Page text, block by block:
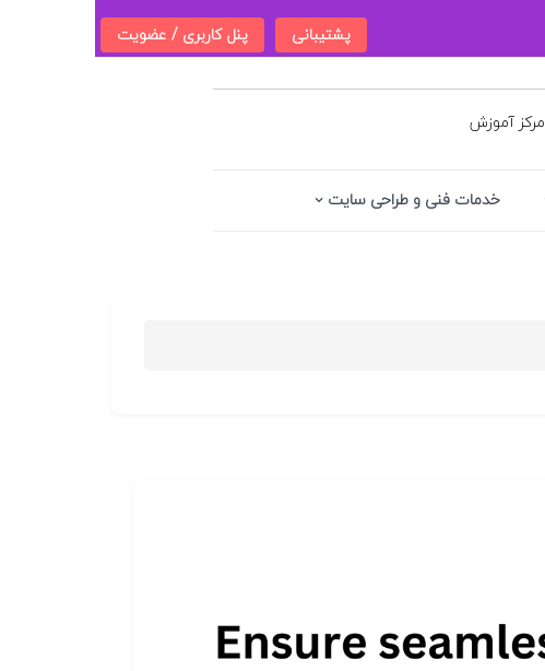
پشتیبانی پنل کاربری / عضویت
مرکز آموزش
خدمات فنی و طراحی سایت